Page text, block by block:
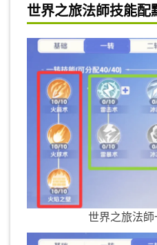
世界之旅法師技能配
世界之旅法